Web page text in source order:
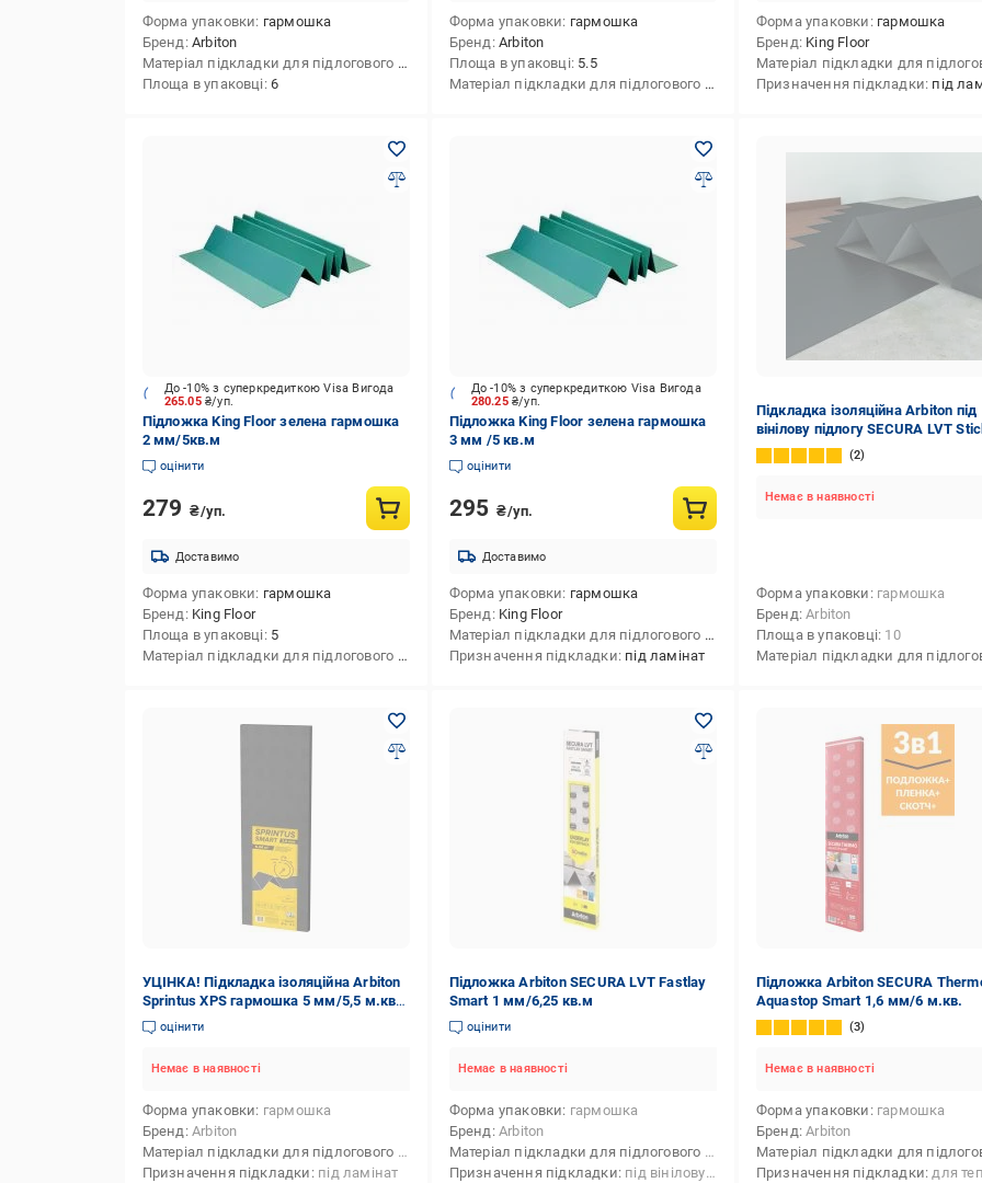
Форма упаковки гармошка
Бренд Arbiton
Матеріал підкладки для підлогового покриття
екструдований полістирол
Площа в упаковці 6
Форма упаковки гармошка
Бренд Arbiton
Площа в упаковці 5.5
Матеріал підкладки для підлогового покриття
екструдований полістирол
Форма упаковки гармошка
Бренд King Floor
Призначення підкладки під
265.05 ₴/уп.
До -10% з суперкредиткою Visa Вигода
Підложка King Floor зелена гармошка
2 мм/5кв.м
оцінити
279 ₴/уп.
Доставимо
Форма упаковки гармошка
Бренд King Floor
Площа в упаковці 5
Матеріал підкладки для підлогового покриття
полістирол
280.25₴/уп.
До -10% з суперкредиткою Visa Вигода
Підложка King Floor зелена гармошка
3 мм /5 кв.м
оцінити
295 ₴/уп.
Доставимо
Форма упаковки гармошка
Бренд King Floor
Матеріал підкладки для підлогового покриття
полістирол
Призначення підкладки під ламінат
Підкладка ізоляційна Arbiton під
вінілову підлогу SECURA LVT
Smart гармошка 1,5мм/10м кв.
2
Немає в наявності
Форма упаковки гармошка
Бренд Arbiton
Площа в упаковці 10
УЦІНКА! Підкладка ізоляційна Arbiton
Sprintus XPS гармошка 5 мм/5,5 м.кв
(УЦ №98)
оцінити
Немає в наявності
Форма упаковки гармошка
Бренд Arbiton
Матеріал підкладки для підлогового покриття
екструдований полістирол
Призначення підкладки під ламінат
Підложка Arbiton SECURA LVT Fastlay
Smart 1 мм/6,25 кв.м
оцінити
Немає в наявності
Форма упаковки гармошка
Бренд Arbiton
Матеріал підкладки для підлогового покриття
екструдований полістирол
Призначення підкладки під вінілову підлогу
Підложка Arbiton SECURA
Aquastop Smart 1,6 мм/6 м.кв.
3
Немає в наявності
Форма упаковки гармошка
Бренд Arbiton
Призначення підкладки для теплої